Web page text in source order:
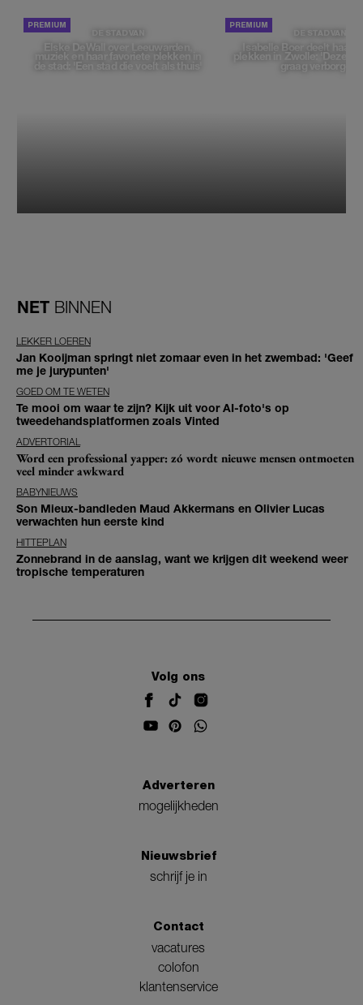
DE STAD VAN
Elske DeWall over Leeuwarden,
muziek en haar favoriete plekken in
de stad: 'Een stad die voelt als thuis'
DE STAD VAN
Isabelle Boer deelt haar
plekken in Zwolle: 'Deze
graag verborgen'
NET BINNEN
LEKKER LOEREN
Jan Kooijman springt niet zomaar even in het zwembad: 'Geef
me je jurypunten'
GOED OM TE WETEN
Te mooi om waar te zijn? Kijk uit voor AI-foto's op
tweedehandsplatformen zoals Vinted
ADVERTORIAL
Word een professional yapper: zó wordt nieuwe mensen ontmoeten
veel minder awkward
BABYNIEUWS
Son Mieux-bandleden Maud Akkermans en Olivier Lucas
verwachten hun eerste kind
HITTEPLAN
Zonnebrand in de aanslag, want we krijgen dit weekend weer
tropische temperaturen
Volg ons
Adverteren
mogelijkheden
Nieuwsbrief
schrijf je in
Contact
vacatures
colofon
klantenservice